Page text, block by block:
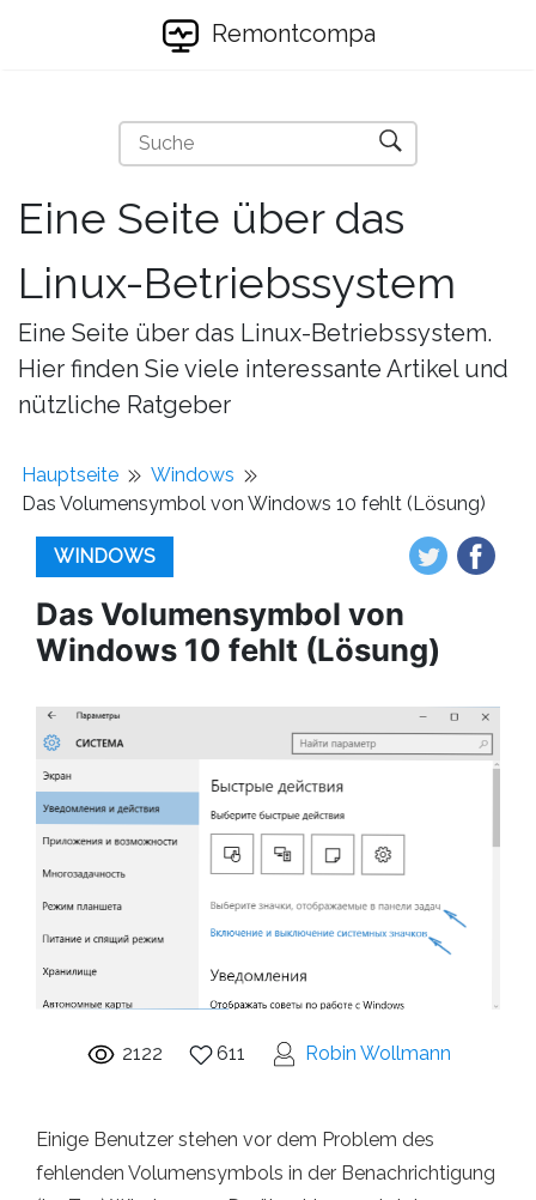
Remontcompa
Eine Seite über das
Linux-Betriebssystem
Eine Seite über das Linux-Betriebssystem.
Hier finden Sie viele interessante Artikel und
nützliche Ratgeber
Hauptseite
Windows
Das Volumensymbol von Windows 10 fehlt (Lösung)
WINDOWS
Das Volumensymbol von
Windows 10 fehlt (Lösung)
2122 611 Robin Wollmann
Einige Benutzer stehen vor dem Problem des
fehlenden Volumensymbols in der Benachrichtigung